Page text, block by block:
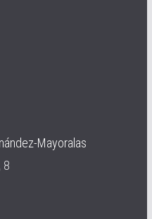
Mayoralas
8